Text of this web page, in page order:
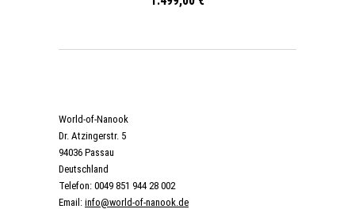
World-of-Nanook
Dr. Atzingerstr. 5
94036 Passau
Deutschland
Telefon: 0049 851 944 28 002
Email: info@world-of-nanook.de